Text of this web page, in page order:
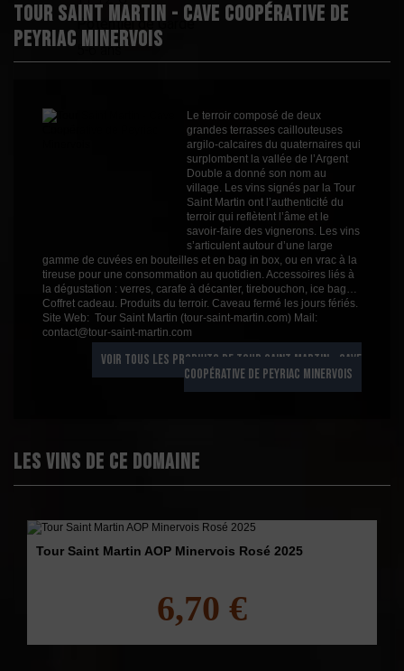
Potentiel de Garde
5-6 ans
Fruité 1
Cépages
Profil Boisé
2021
75cl
Vin Autres Années
Vin Autres Années
Tour Saint Martin - Cave Coopérative de
Peyriac Minervois
Le terroir composé de deux
grandes terrasses caillouteuses
argilo-calcaires du quaternaires qui
surplombent la vallée de l’Argent
Double a donné son nom au
village. Les vins signés par la Tour
Saint Martin ont l’authenticité du
terroir qui reflètent l’âme et le
savoir-faire des vignerons. Les vins
s’articulent autour d’une large
gamme de cuvées en bouteilles et en bag in box, ou en vrac à la
tireuse pour une consommation au quotidien. Accessoires liés à
la dégustation : verres, carafe à décanter, tirebouchon, ice bag…
Coffret cadeau. Produits du terroir. Caveau fermé les jours fériés.
Site Web: Tour Saint Martin (tour-saint-martin.com) Mail:
contact@tour-saint-martin.com
VOIR TOUS LES PRODUITS DE TOUR SAINT MARTIN - CAVE
COOPÉRATIVE DE PEYRIAC MINERVOIS
Les vins de ce domaine
Tour Saint Martin AOP Minervois Rosé 2025
6,70 €